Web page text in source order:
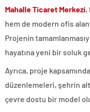
Mahalle Ticaret Merkezi,
hem de modern ofis
Projenin
hayatına yeni bir soluk
Ayrıca, proje
düzenlemeleri, şehrin
çevre dostu bir model